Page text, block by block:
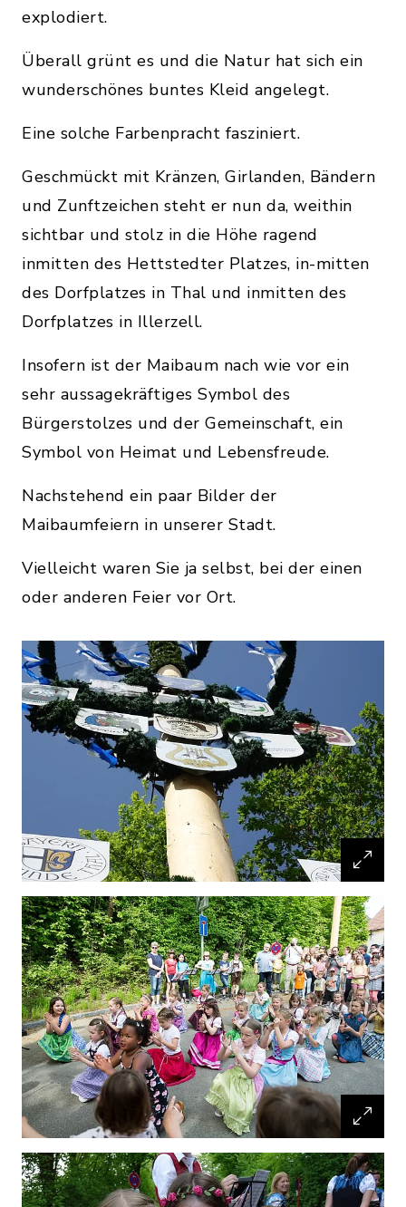
explodiert.
Überall grünt es und die Natur hat sich ein
wunderschönes buntes Kleid angelegt.
Eine solche Farbenpracht fasziniert.
Geschmückt mit Kränzen, Girlanden, Bändern
und Zunftzeichen steht er nun da, weithin
sichtbar und stolz in die Höhe ragend
inmitten des Hettstedter Platzes, in-mitten
des Dorfplatzes in Thal und inmitten des
Dorfplatzes in Illerzell.
Insofern ist der Maibaum nach wie vor ein
sehr aussagekräftiges Symbol des
Bürgerstolzes und der Gemeinschaft, ein
Symbol von Heimat und Lebensfreude.
Nachstehend ein paar Bilder der
Maibaumfeiern in unserer Stadt.
Vielleicht waren Sie ja selbst, bei der einen
oder anderen Feier vor Ort.